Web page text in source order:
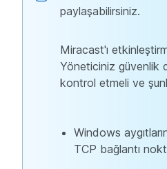
paylaşabilirsiniz.
Miracast'ı
Yöneticiniz güvenlik
kontrol etmeli ve
Windows
TCP bağlantı